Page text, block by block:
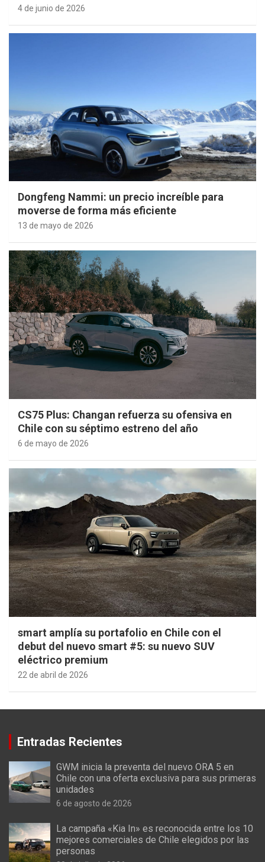
4 de junio de 2026
Dongfeng Nammi: un precio increíble para
moverse de forma más eficiente
13 de mayo de 2026
CS75 Plus: Changan refuerza su ofensiva en
Chile con su séptimo estreno del año
6 de mayo de 2026
smart amplía su portafolio en Chile con el
debut del nuevo smart #5: su nuevo SUV
eléctrico premium
22 de abril de 2026
Entradas Recientes
GWM inicia la preventa del nuevo ORA 5 en
Chile con una oferta exclusiva para sus primeras
unidades
6 de agosto de 2026
La campaña «Kia In» es reconocida entre los 10
mejores comerciales de Chile elegidos por las
personas